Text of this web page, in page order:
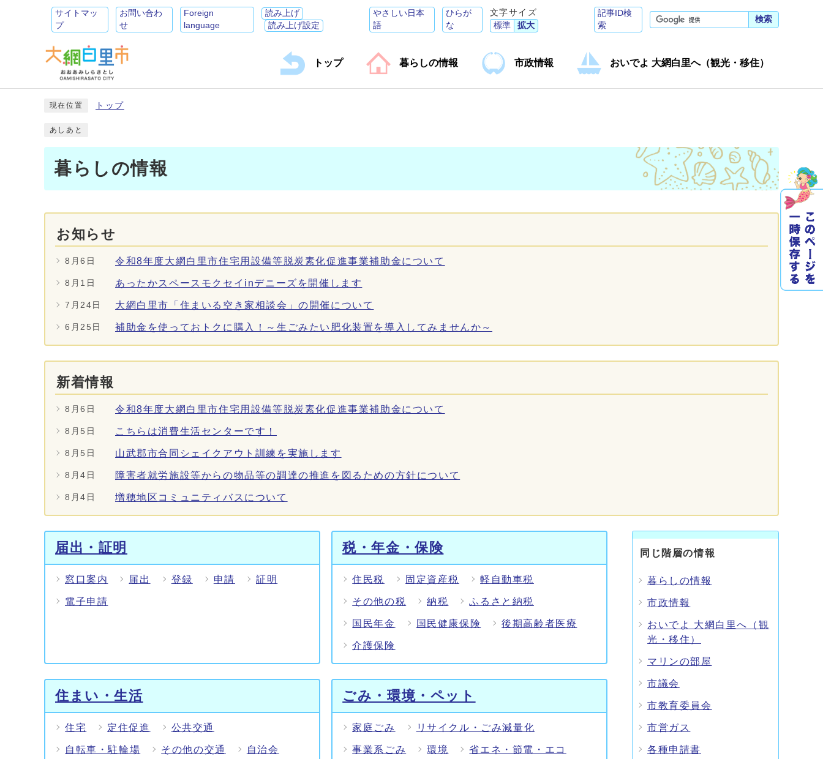
サイトマッ
プ
お問い合わ
せ
Foreign
language
読み上げ
読み上げ設定
やさしい日本
語
ひらが
な
文字サイズ
標準
拡大
記事ID検
索
検索
トップ 暮らしの情報 市政情報 おいでよ 大網白里へ（観光・移住）
現在位置 トップ
あしあと
暮らしの情報
お知らせ
8月6日 令和8年度大網白里市住宅用設備等脱炭素化促進事業補助金について
8月1日 あったかスペースモクセイinデニーズを開催します
7月24日 大網白里市「住まいる空き家相談会」の開催について
6月25日 補助金を使っておトクに購入！～生ごみたい肥化装置を導入してみませんか～
新着情報
8月6日 令和8年度大網白里市住宅用設備等脱炭素化促進事業補助金について
8月5日 こちらは消費生活センターです！
8月5日 山武郡市合同シェイクアウト訓練を実施します
8月4日 障害者就労施設等からの物品等の調達の推進を図るための方針について
8月4日 増穂地区コミュニティバスについて
メインメニュー
届出・証明
窓口案内 届出 登録 申請 証明
電子申請
税・年金・保険
住民税 固定資産税 軽自動車税
その他の税 納税 ふるさと納税
国民年金 国民健康保険 後期高齢者医療
介護保険
住まい・生活
住宅 定住促進 公共交通
自転車・駐輪場 その他の交通 自治会
ごみ・環境・ペット
家庭ごみ リサイクル・ごみ減量化
事業系ごみ 環境 省エネ・節電・エコ
同じ階層の情報
暮らしの情報
市政情報
おいでよ 大網白里へ（観
光・移住）
マリンの部屋
市議会
市教育委員会
市営ガス
各種申請書